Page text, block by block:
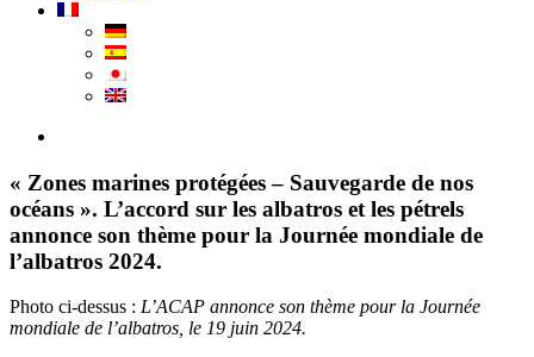
Image
« Zones marines protégées – Sauvegarde de nos
océans ». L’accord sur les albatros et les pétrels
annonce son thème pour la Journée mondiale de
l’albatros 2024.
Photo ci-dessus : L’ACAP annonce son thème pour la Journée
mondiale de l’albatros, le 19 juin 2024.